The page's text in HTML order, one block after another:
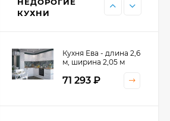
КУХНИ
11 476
Кухня Ева - длина 2,6
м, ширина 2,05 м
71 293 ₽